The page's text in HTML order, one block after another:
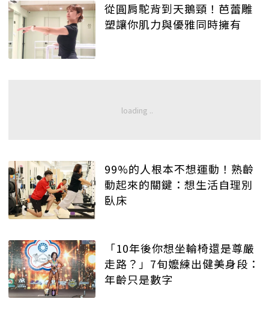
從圓肩駝背到天鵝頸！芭蕾雕
塑讓你肌力與優雅同時擁有
99%的人根本不想運動！熟齡
動起來的關鍵：想生活自理別
臥床
「10年後你想坐輪椅還是尊嚴
走路？」7旬嬤練出健美身段：
年齡只是數字